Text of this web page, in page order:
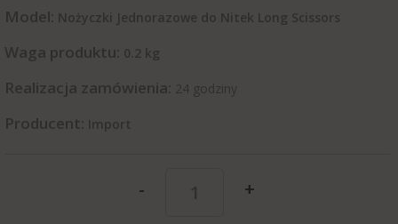
Model: Nożyczki Jednorazowe do Nitek Long Scissors
Waga produktu: 0.2 kg
Realizacja zamówienia: 24 godziny
Producent: Import
- +